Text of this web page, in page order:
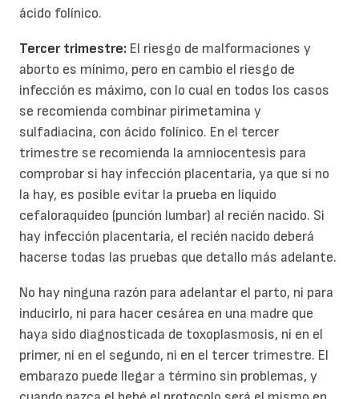
ácido folínico.
Tercer trimestre: El riesgo de malformaciones y
aborto es mínimo, pero en cambio el riesgo de
infección es máximo, con lo cual en todos los casos
se recomienda combinar pirimetamina y
sulfadiacina, con ácido folínico. En el tercer
trimestre se recomienda la amniocentesis para
comprobar si hay infección placentaria, ya que si no
la hay, es posible evitar la prueba en líquido
cefaloraquídeo (punción lumbar) al recién nacido. Si
hay infección placentaria, el recién nacido deberá
hacerse todas las pruebas que detallo más adelante.
No hay ninguna razón para adelantar el parto, ni para
inducirlo, ni para hacer cesárea en una madre que
haya sido diagnosticada de toxoplasmosis, ni en el
primer, ni en el segundo, ni en el tercer trimestre. El
embarazo puede llegar a término sin problemas, y